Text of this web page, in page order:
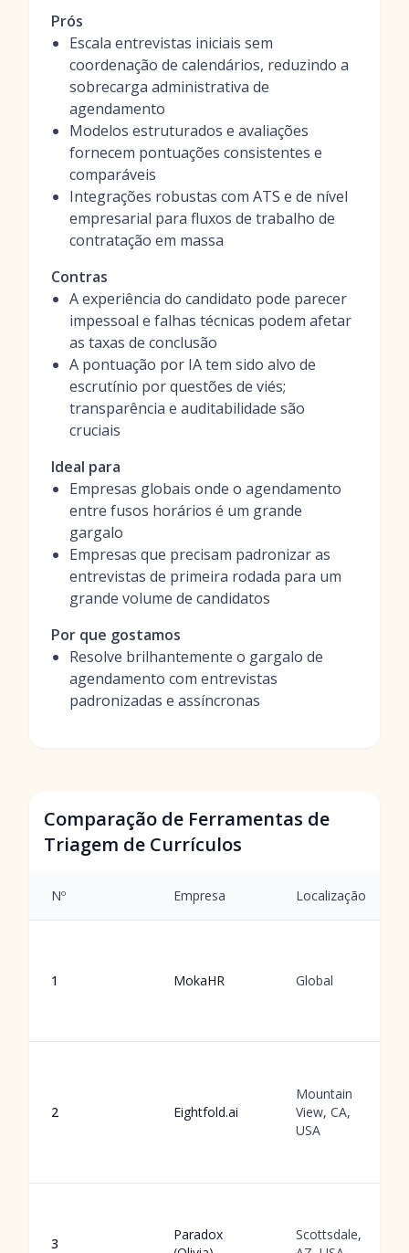
Prós
Escala entrevistas iniciais sem
coordenação de calendários, reduzindo a
sobrecarga administrativa de
agendamento
Modelos estruturados e avaliações
fornecem pontuações consistentes e
comparáveis
Integrações robustas com ATS e de nível
empresarial para fluxos de trabalho de
contratação em massa
Contras
A experiência do candidato pode parecer
impessoal e falhas técnicas podem afetar
as taxas de conclusão
A pontuação por IA tem sido alvo de
escrutínio por questões de viés;
transparência e auditabilidade são
cruciais
Ideal para
Empresas globais onde o agendamento
entre fusos horários é um grande
gargalo
Empresas que precisam padronizar as
entrevistas de primeira rodada para um
grande volume de candidatos
Por que gostamos
Resolve brilhantemente o gargalo de
agendamento com entrevistas
padronizadas e assíncronas
Comparação de Ferramentas de
Triagem de Currículos
Nº Empresa Localização
1 MokaHR Global
2 Eightfold.ai
Mountain
View, CA,
USA
3
Paradox
Scottsdale,